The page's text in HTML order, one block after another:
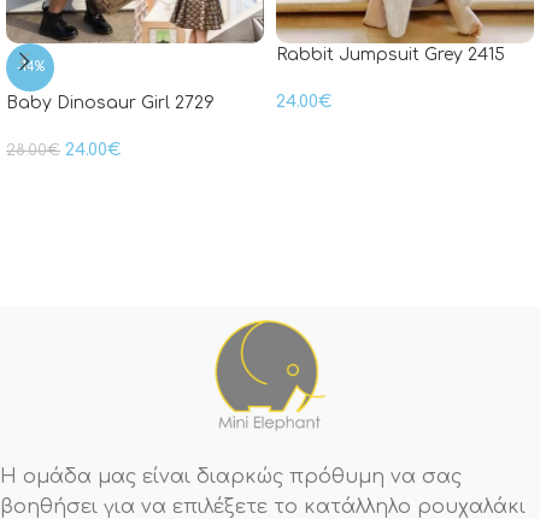
-14%
Baby Dinosaur Girl 2729
28.00€ 24.00€
Rabbit Jumpsuit Grey 2415
24.00€
Η ομάδα μας είναι διαρκώς πρόθυμη να σας
βοηθήσει για να επιλέξετε το κατάλληλο ρουχαλάκι